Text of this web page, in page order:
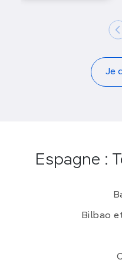
Je
Espagne :
Bilbao